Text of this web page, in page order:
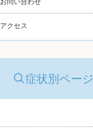
アクセス
症状別ページ